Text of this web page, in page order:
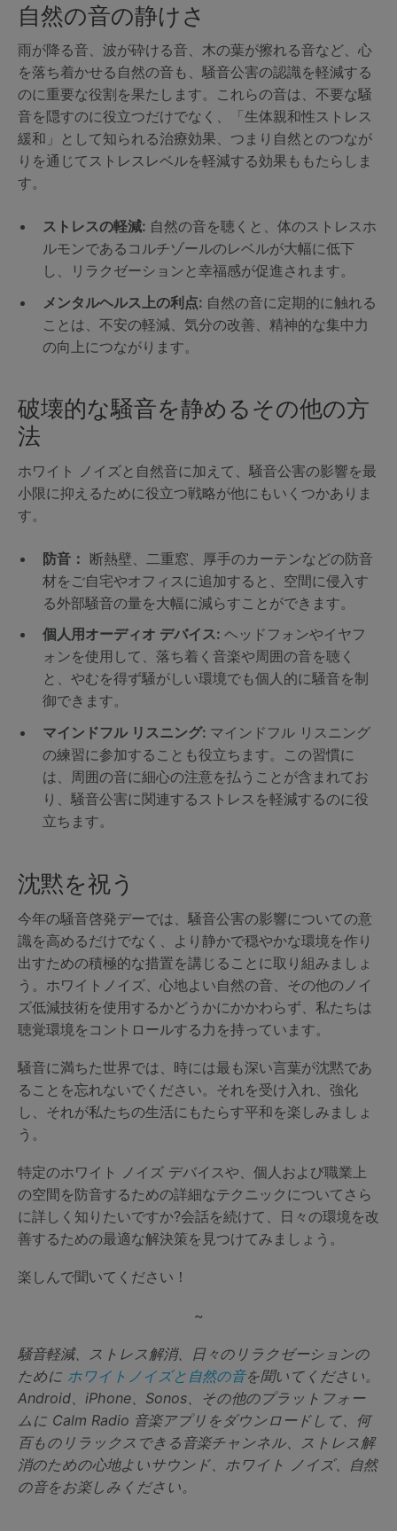
自然の音の静けさ
雨が降る音、波が砕ける音、木の葉が擦れる音など、心
を落ち着かせる自然の音も、騒音公害の認識を軽減する
のに重要な役割を果たします。これらの音は、不要な騒
音を隠すのに役立つだけでなく、「生体親和性ストレス
緩和」として知られる治療効果、つまり自然とのつなが
りを通じてストレスレベルを軽減する効果ももたらしま
す。
ストレスの軽減: 自然の音を聴くと、体のストレスホ
ルモンであるコルチゾールのレベルが大幅に低下
し、リラクゼーションと幸福感が促進されます。
メンタルヘルス上の利点: 自然の音に定期的に触れる
ことは、不安の軽減、気分の改善、精神的な集中力
の向上につながります。
破壊的な騒音を静めるその他の方
法
ホワイト ノイズと自然音に加えて、騒音公害の影響を最
小限に抑えるために役立つ戦略が他にもいくつかありま
す。
防音： 断熱壁、二重窓、厚手のカーテンなどの防音
材をご自宅やオフィスに追加すると、空間に侵入す
る外部騒音の量を大幅に減らすことができます。
個人用オーディオ デバイス: ヘッドフォンやイヤフ
ォンを使用して、落ち着く音楽や周囲の音を聴く
と、やむを得ず騒がしい環境でも個人的に騒音を制
御できます。
マインドフル リスニング: マインドフル リスニング
の練習に参加することも役立ちます。この習慣に
は、周囲の音に細心の注意を払うことが含まれてお
り、騒音公害に関連するストレスを軽減するのに役
立ちます。
沈黙を祝う
今年の騒音啓発デーでは、騒音公害の影響についての意
識を高めるだけでなく、より静かで穏やかな環境を作り
出すための積極的な措置を講じることに取り組みましょ
う。ホワイトノイズ、心地よい自然の音、その他のノイ
ズ低減技術を使用するかどうかにかかわらず、私たちは
聴覚環境をコントロールする力を持っています。
騒音に満ちた世界では、時には最も深い言葉が沈黙であ
ることを忘れないでください。それを受け入れ、強化
し、それが私たちの生活にもたらす平和を楽しみましょ
う。
特定のホワイト ノイズ デバイスや、個人および職業上
の空間を防音するための詳細なテクニックについてさら
に詳しく知りたいですか?会話を続けて、日々の環境を改
善するための最適な解決策を見つけてみましょう。
楽しんで聞いてください！
~
騒音軽減、ストレス解消、日々のリラクゼーションの
ために ホワイトノイズと自然の音を聞いてください。
Android、iPhone、Sonos、その他のプラットフォー
ムに Calm Radio 音楽アプリをダウンロードして、何
百ものリラックスできる音楽チャンネル、ストレス解
消のための心地よいサウンド、ホワイト ノイズ、自然
の音をお楽しみください。